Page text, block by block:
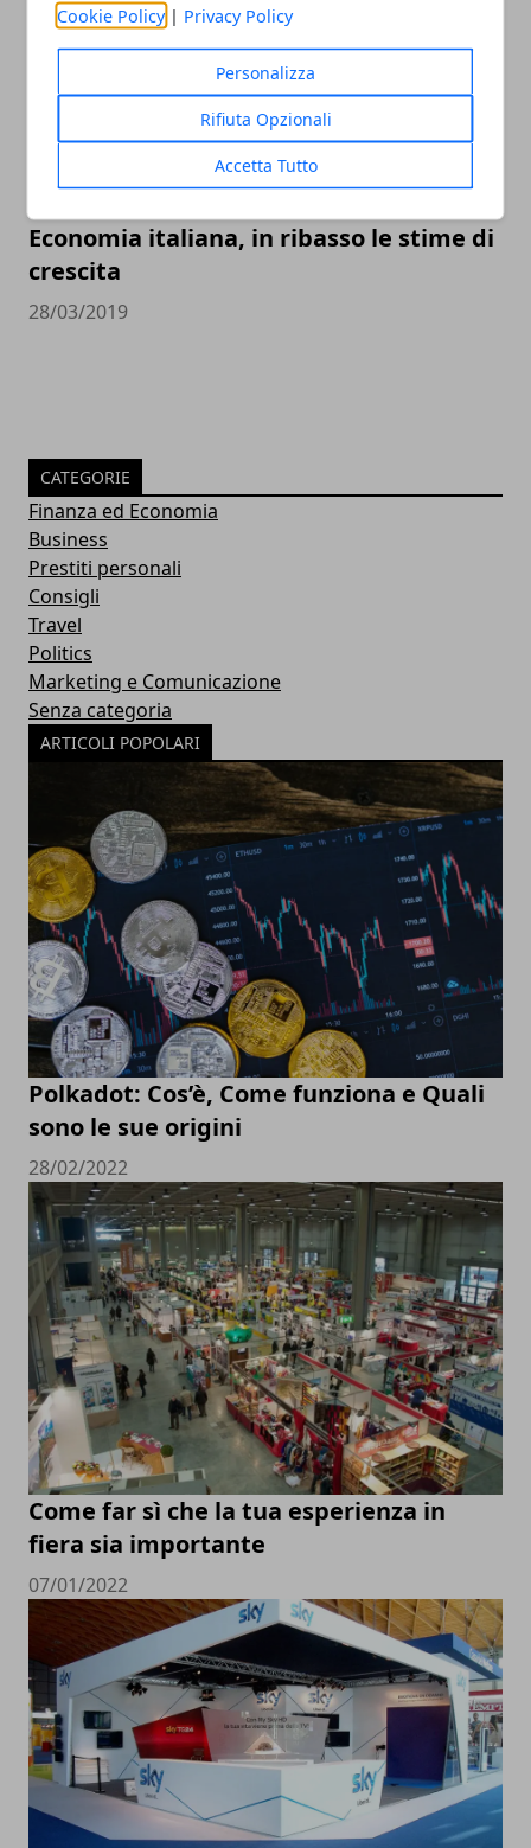
Cookie Policy | Privacy Policy
Personalizza
Rifiuta Opzionali
Accetta Tutto
Economia italiana, in ribasso le stime di
crescita
28/03/2019
CATEGORIE
Finanza ed Economia
Business
Prestiti personali
Consigli
Travel
Politics
Marketing e Comunicazione
Senza categoria
ARTICOLI POPOLARI
Polkadot: Cos’è, Come funziona e Quali
sono le sue origini
28/02/2022
Come far sì che la tua esperienza in
fiera sia importante
07/01/2022